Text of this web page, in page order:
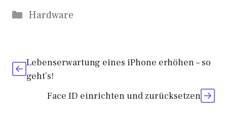
Kategorien
Hardware
Lebenserwartung eines iPhone erhöhen – so
geht’s!
Face ID einrichten und zurücksetzen